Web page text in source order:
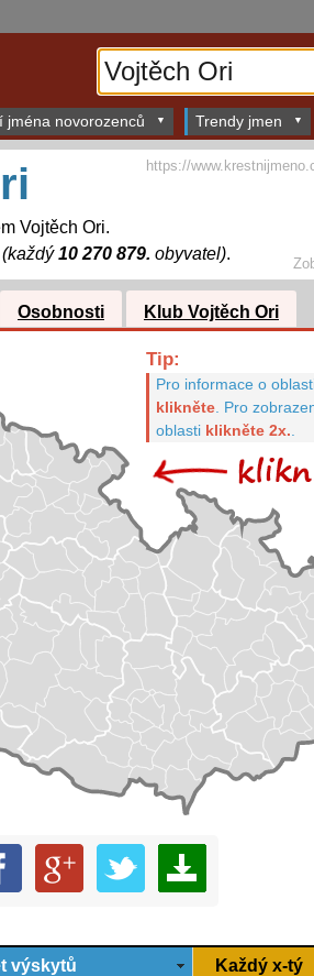
jména novorozenců Trendy jmen
Vojtěch Ori.
(každý10 270 879. obyvatel).
https://
Osobnosti Klub Vojtěch Ori
Tip:
Pro informace o
klikněte. Pro
oblasti klikněte 2x.
výskytů Každý x-tý